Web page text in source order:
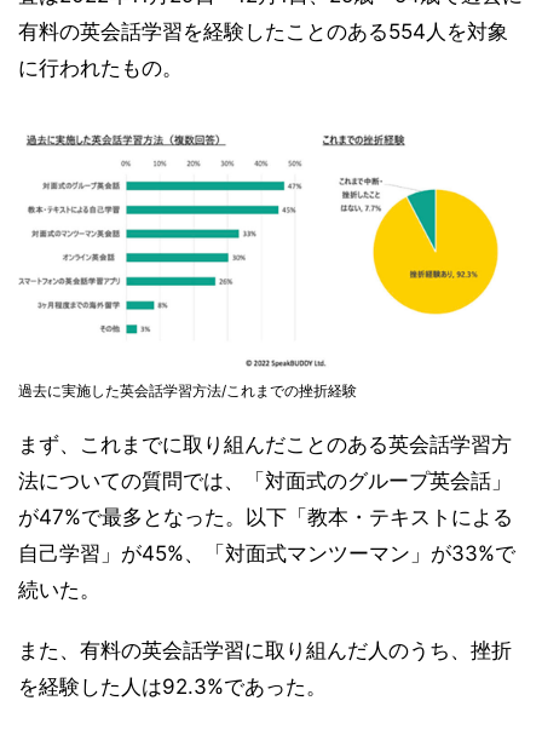
有料の英会話学習を経験したことのある554人を対象
に行われたもの。
過去に実施した英会話学習方法/これまでの挫折経験
まず、これまでに取り組んだことのある英会話学習方
法についての質問では、「対面式のグループ英会話」
が47%で最多となった。以下「教本・テキストによる
自己学習」が45%、「対面式マンツーマン」が33%で
続いた。
また、有料の英会話学習に取り組んだ人のうち、挫折
を経験した人は92.3%であった。